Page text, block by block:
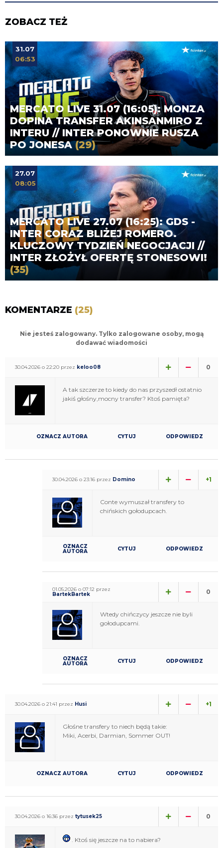
ZOBACZ TEŻ
MERCATO LIVE 31.07 (16:05): MONZA
DOPINA TRANSFER AKINSANMIRO Z
INTERU // INTER PONOWNIE RUSZA
PO JONESA(29)
31.07
06:53
MERCATO LIVE 27.07 (16:25): GDS -
INTER CORAZ BLIŻEJ ROMERO.
KLUCZOWY TYDZIEŃ NEGOCJACJI //
INTER ZŁOŻYŁ OFERTĘ STONESOWI!
(35)
27.07
08:05
KOMENTARZE (25)
Nie jesteś zalogowany. Tylko zalogowane osoby, mogą
dodawać wiadomości
30.04.2026 o 22:20 przez keloo08 0
A tak szczerze to kiedy do nas przyszedł ostatnio
jakiś głośny,mocny transfer? Ktoś pamięta?
OZNACZ AUTORA CYTUJ ODPOWIEDZ
30.04.2026 o 23:16 przez Domino +1
Conte wymuszał transfery to
chińskich gołodupcach.
OZNACZ
AUTORA CYTUJ ODPOWIEDZ
01.05.2026 o 07:12 przez
BartekBartek 0
Wtedy chińczycy jeszcze nie byli
gołodupcami.
OZNACZ
AUTORA CYTUJ ODPOWIEDZ
30.04.2026 o 21:41 przez Husi +1
Głośne transfery to niech będą takie:
Miki, Acerbi, Darmian, Sommer OUT!
OZNACZ AUTORA CYTUJ ODPOWIEDZ
30.04.2026 o 16:36 przez tytusek25 0
. Ktoś się jeszcze na to nabiera?